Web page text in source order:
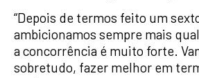
“Depois de termos feito um
ambicionamos sempre mais
a concorrência é muito forte.
sobretudo, fazer melhor em